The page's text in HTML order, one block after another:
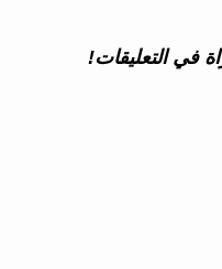
في التعليقات!